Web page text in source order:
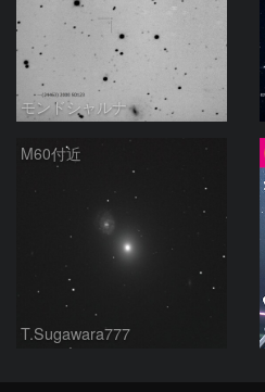
モンドシャルナ
M60付近
T.Sugawara777